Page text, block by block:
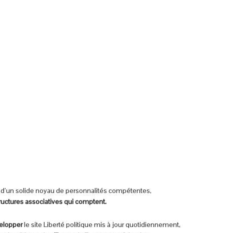
solide noyau de personnalités compétentes,
associatives qui comptent.
le site Liberté politique mis à jour quotidiennement,